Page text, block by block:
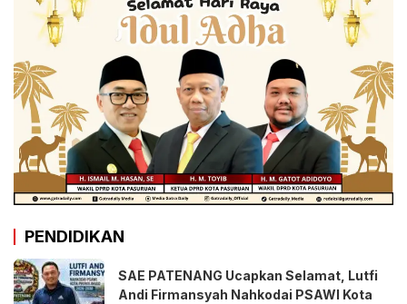
PENDIDIKAN
SAE PATENANG Ucapkan Selamat, Lutfi
Andi Firmansyah Nahkodai PSAWI Kota